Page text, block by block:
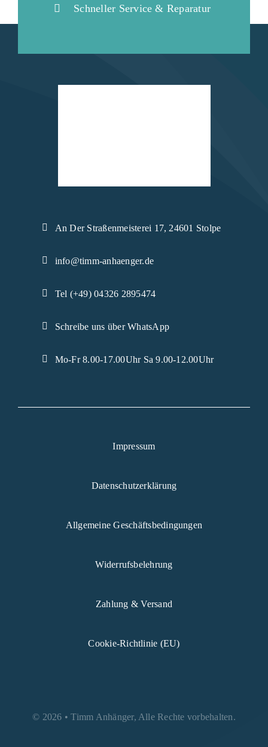
Schneller Service & Reparatur
An Der Straßenmeisterei 17, 24601 Stolpe
info@timm-anhaenger.de
Tel (+49) 04326 2895474
Schreibe uns über WhatsApp
Mo-Fr 8.00-17.00Uhr Sa 9.00-12.00Uhr
Impressum
Datenschutzerklärung
Allgemeine Geschäftsbedingungen
Widerrufsbelehrung
Zahlung & Versand
Cookie-Richtlinie (EU)
© 2026 • Timm Anhänger, Alle Rechte vorbehalten.